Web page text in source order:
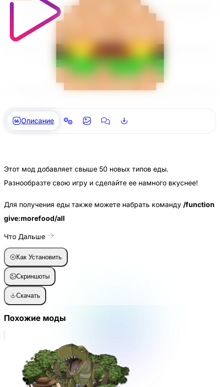
Описание
Этот мод добавляет свыше 50 новых типов еды.
Разнообразте свою игру и сделайте ее намного вкуснее!
Для получения еды также можете набрать команду /function
give:morefood/all
Что Дальше
Как Установить
Скриншоты
Скачать
Похожие моды